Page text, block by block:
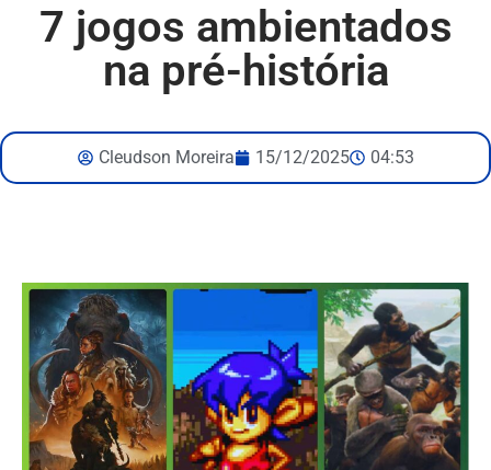
7 jogos ambientados
na pré-história
Cleudson Moreira 15/12/2025 04:53